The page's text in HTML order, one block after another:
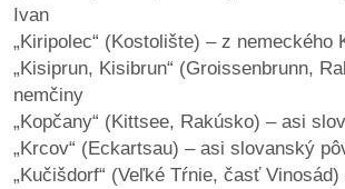
Ivan
„Kiripolec“ (Kostolište) – z nemeckého
„Kisiprun, Kisibrun“ (Groissenbrunn,
nemčiny
„Kopčany“ (Kittsee, Rakúsko) – asi
„Krcov“ (Eckartsau) – asi slovanský
„Kučišdorf“ (Veľké Tŕnie, časť